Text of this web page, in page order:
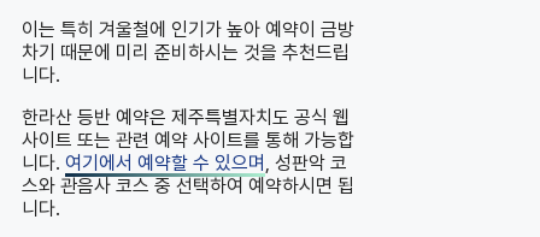
이는 특히 겨울철에 인기가 높아 예약이 금방
차기 때문에 미리 준비하시는 것을 추천드립
니다.
한라산 등반 예약은 제주특별자치도 공식 웹
사이트 또는 관련 예약 사이트를 통해 가능합
니다. 여기에서 예약할 수 있으며 , 성판악 코
스와 관음사 코스 중 선택하여 예약하시면 됩
니다.